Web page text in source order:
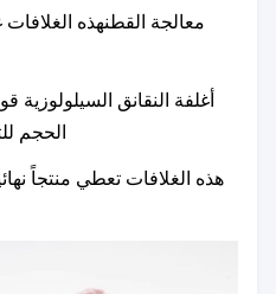
معالجة القطنهذه
أغلفة النقانق السيلولوزية
الحجم
هذه الغلافات تعطي منتجاً